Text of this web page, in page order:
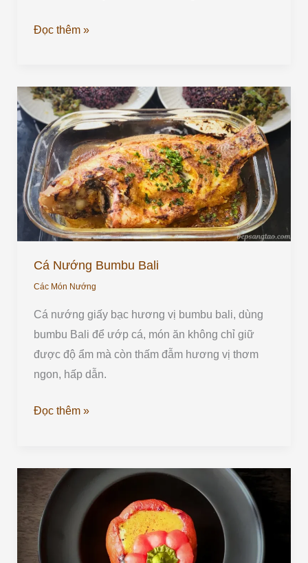
Đọc thêm »
Cá Nướng Bumbu Bali
Các Món Nướng
Cá nướng giấy bạc hương vị bumbu bali, dùng
bumbu Bali để ướp cá, món ăn không chỉ giữ
được độ ẩm mà còn thấm đẫm hương vị thơm
ngon, hấp dẫn.
Cá
Nướng
Bumbu
Bali
Đọc thêm »
Chuông
Nhồi
diêm
mạch